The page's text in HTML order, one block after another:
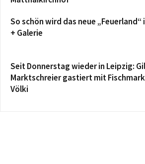
So schön wird das neue „Feuerland“
+ Galerie
Seit Donnerstag wieder in Leipzig:
Marktschreier gastiert mit
Völki